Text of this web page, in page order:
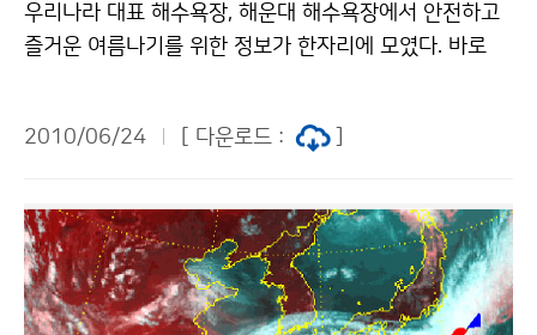
의해야 한다. 문의 131 기상콜센터기상청 이(가) 창작한
장마전선 북상, 주말 남부지방 많은 비 저작물은 "공공누
습니다.
우리나라 대표 해수욕장, 해운대 해수욕장에서 안전하고
즐거운 여름나기를 위한 정보가 한자리에 모였다. 바로
지방기상청 홈페이지(http://busan.kma.go.kr)를 통해
서비스는 부산지방기상청과 부산광역시, 국립수산과학원
등 유관기관이 협력하여 해수욕장 날씨, 해수욕 입수 가능
여부 둥 해수욕장 안전과 관련된 유관기관의 정보들을 제
공한다. 또한 『해운대 해수욕장 Safe & Fun 서비스』를
2010/06/24 [ 다운로드 :